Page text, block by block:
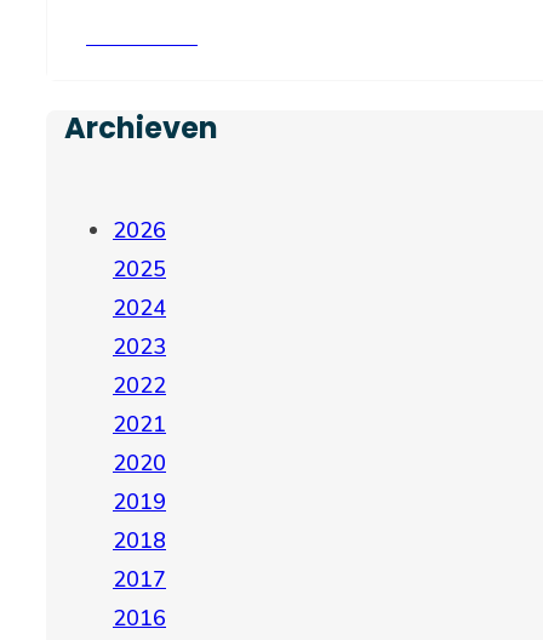
Archieven
2026
2025
2024
2023
2022
2021
2020
2019
2018
2017
2016